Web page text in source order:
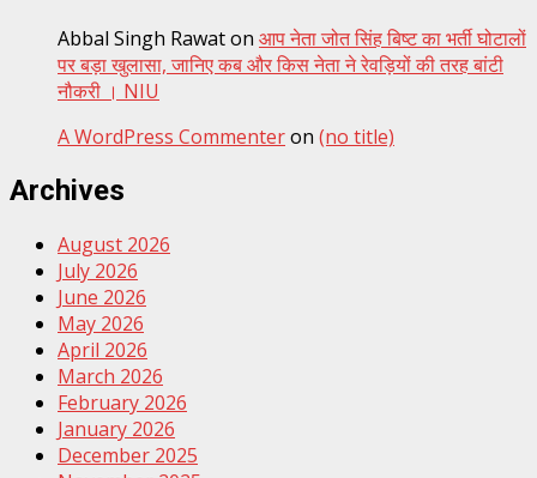
Abbal Singh Rawaton आप नेता जोत सिंह बिष्ट का भर्ती घोटालों
पर बड़ा खुलासा, जानिए कब और किस नेता ने रेवड़ियों की तरह बांटी
नौकरी । NIU
A WordPress Commenteron (no title)
Archives
August 2026
July 2026
June 2026
May 2026
April 2026
March 2026
February 2026
January 2026
December 2025